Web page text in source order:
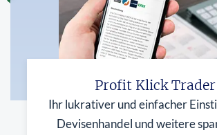
Profit Klick Trader
Ihr lukrativer und einfacher
Devisenhandel und weitere